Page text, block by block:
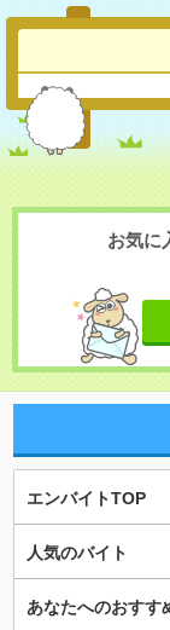
お気に
エンバイトTOP
人気のバイト
あなたへのおすす